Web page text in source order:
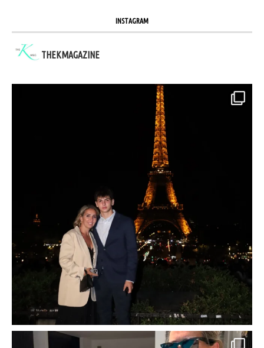
INSTAGRAM
THEKMAGAZINE